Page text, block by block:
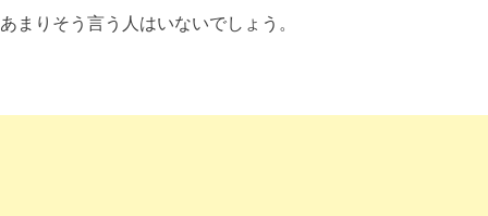
あまりそう言う人はいないでしょう。